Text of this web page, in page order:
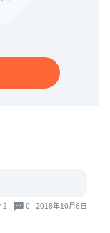
2 0 2018年10月6日